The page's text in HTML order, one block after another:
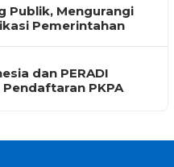
Publik, Mengurangi
Pemerintahan
dan PERADI
PKPA